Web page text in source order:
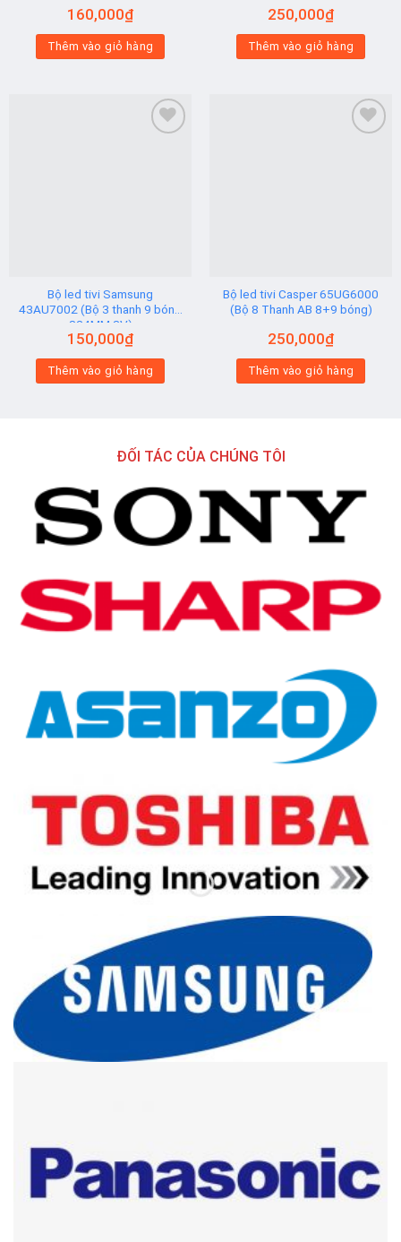
UA50RU7300 (2 thanh viền 6V
160,000₫
Thêm vào giỏ hàng
250,000₫
Thêm vào giỏ hàng
Bộ led tivi Samsung
43AU7002 (Bộ 3 thanh 9 bóng
824MM 3V)
150,000₫
Thêm vào giỏ hàng
Bộ led tivi Casper 65UG6000
(Bộ 8 Thanh AB 8+9 bóng)
250,000₫
Thêm vào giỏ hàng
ĐỐI TÁC CỦA CHÚNG TÔI